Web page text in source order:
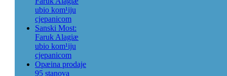
ubio kom¹iju
cjepanicom
Sanski Most:
Faruk Alagiæ
ubio kom¹iju
cjepanicom
Opæina prodaje
95 stanova